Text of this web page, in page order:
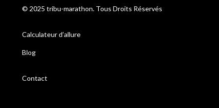
© 2025 tribu-marathon. Tous Droits Réservés
Calculateur d’allure
Blog
Contact